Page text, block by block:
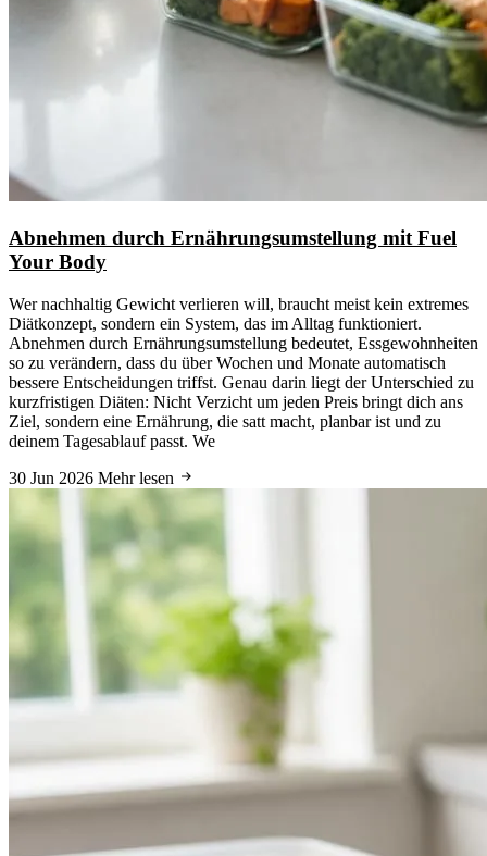
Abnehmen durch Ernährungsumstellung mit Fuel
Your Body
Wer nachhaltig Gewicht verlieren will, braucht meist kein extremes
Diätkonzept, sondern ein System, das im Alltag funktioniert.
Abnehmen durch Ernährungsumstellung bedeutet, Essgewohnheiten
so zu verändern, dass du über Wochen und Monate automatisch
bessere Entscheidungen triffst. Genau darin liegt der Unterschied zu
kurzfristigen Diäten: Nicht Verzicht um jeden Preis bringt dich ans
Ziel, sondern eine Ernährung, die satt macht, planbar ist und zu
deinem Tagesablauf passt. We
30 Jun 2026 Mehr lesen